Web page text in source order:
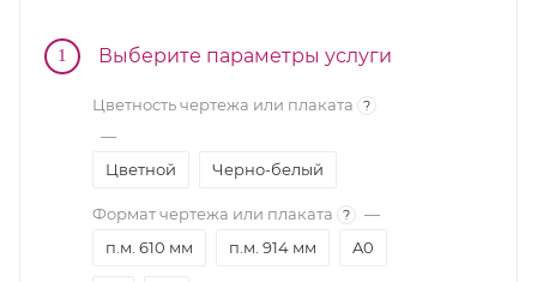
1 Выберите параметры услуги
Цветность чертежа или плаката ?
—
Цветной
Черно-белый
Формат чертежа или плаката ?
—
п.м. 610 мм
п.м. 914 мм A0